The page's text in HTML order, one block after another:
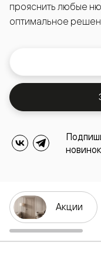
прояснить любые
оптимальное
Акции